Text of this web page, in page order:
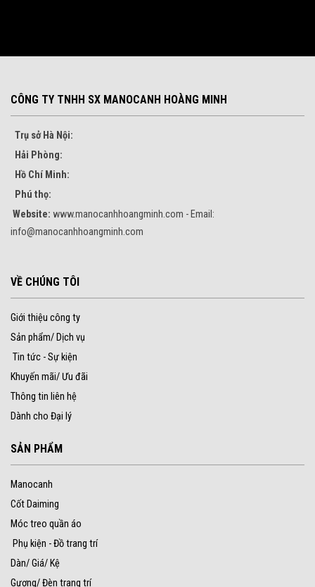
CÔNG TY TNHH SX MANOCANH HOÀNG MINH
Trụ sở Hà Nội:
Hải Phòng:
Hồ Chí Minh:
Phú thọ:
Website: www.manocanhhoangminh.com - Email:
info@manocanhhoangminh.com
VỀ CHÚNG TÔI
Giới thiệu công ty
Sản phẩm/ Dịch vụ
Tin tức - Sự kiện
Khuyến mãi/ Ưu đãi
Thông tin liên hệ
Dành cho Đại lý
SẢN PHẨM
Manocanh
Cốt Daiming
Móc treo quần áo
Phụ kiện - Đồ trang trí
Dàn/ Giá/ Kệ
Gương/ Đèn trang trí